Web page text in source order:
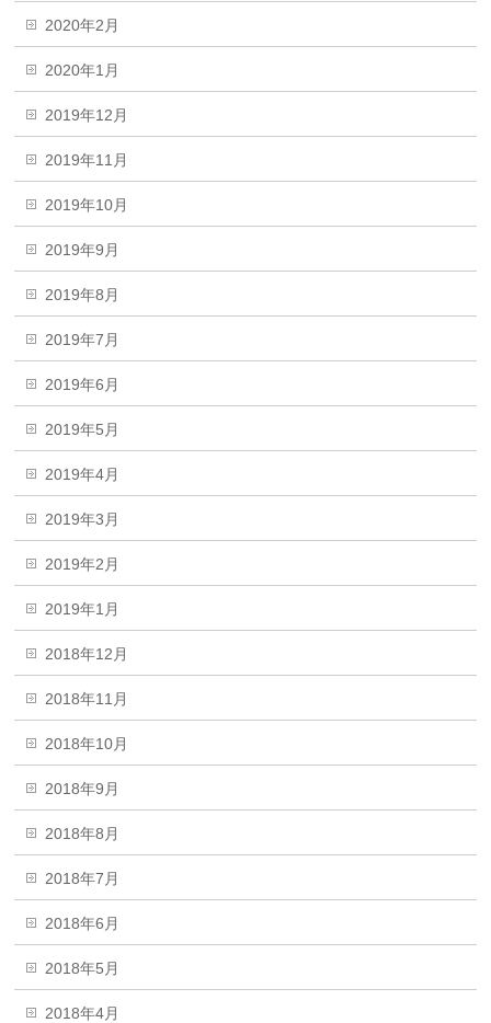
2020年2月
2020年1月
2019年12月
2019年11月
2019年10月
2019年9月
2019年8月
2019年7月
2019年6月
2019年5月
2019年4月
2019年3月
2019年2月
2019年1月
2018年12月
2018年11月
2018年10月
2018年9月
2018年8月
2018年7月
2018年6月
2018年5月
2018年4月